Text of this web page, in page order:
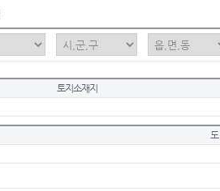
토지소재지
도